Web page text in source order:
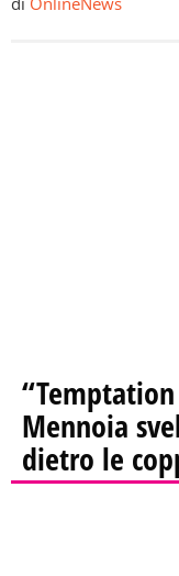
Mennoia
dietro le